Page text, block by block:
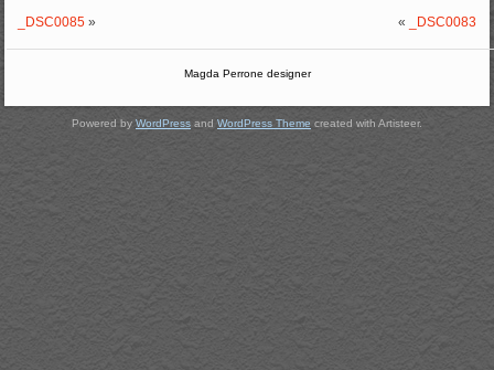
_DSC0085 » « _DSC0083
Magda Perrone designer
Powered by WordPress and WordPress Theme created with Artisteer.